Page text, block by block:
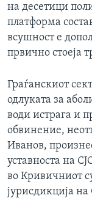
на десетици
платформа
всушност е
првично стоеја
Граѓанскиот
одлуката за
води истрага и
обвинение,
Иванов,
уставноста на
во Кривичниот
јурисдикција